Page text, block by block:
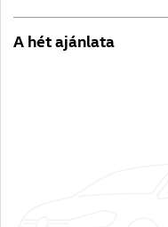
A hét ajánlata